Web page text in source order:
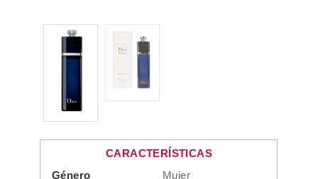
CARACTERÍSTICAS
Género
Mujer